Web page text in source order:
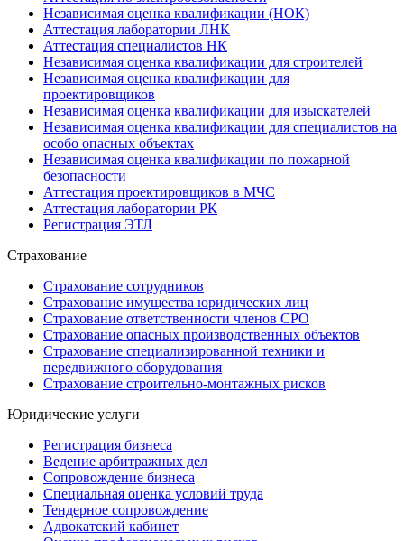
Независимая оценка квалификации (НОК)
Аттестация лаборатории ЛНК
Аттестация специалистов НК
Независимая оценка квалификации для строителей
Независимая оценка квалификации для
проектировщиков
Независимая оценка квалификации для изыскателей
Независимая оценка квалификации для специалистов на
особо опасных объектах
Независимая оценка квалификации по пожарной
безопасности
Аттестация проектировщиков в МЧС
Аттестация лаборатории РК
Регистрация ЭТЛ
Страхование
Страхование сотрудников
Страхование имущества юридических лиц
Страхование ответственности членов СРО
Страхование опасных производственных объектов
Страхование специализированной техники и
передвижного оборудования
Страхование строительно-монтажных рисков
Юридические услуги
Регистрация бизнеса
Ведение арбитражных дел
Сопровождение бизнеса
Специальная оценка условий труда
Тендерное сопровождение
Адвокатский кабинет